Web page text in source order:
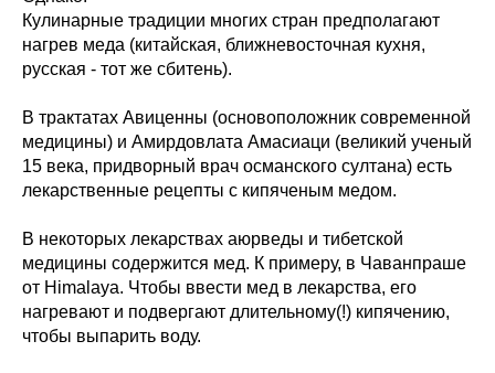
Кулинарные традиции многих стран предполагают
нагрев меда (китайская, ближневосточная кухня,
русская - тот же сбитень).
В трактатах Авиценны (основоположник современной
медицины) и Амирдовлата Амасиаци (великий ученый
15 века, придворный врач османского султана) есть
лекарственные рецепты с кипяченым медом.
В некоторых лекарствах аюрведы и тибетской
медицины содержится мед. К примеру, в Чаванпраше
от Himalaya. Чтобы ввести мед в лекарства, его
нагревают и подвергают длительному(!) кипячению,
чтобы выпарить воду.